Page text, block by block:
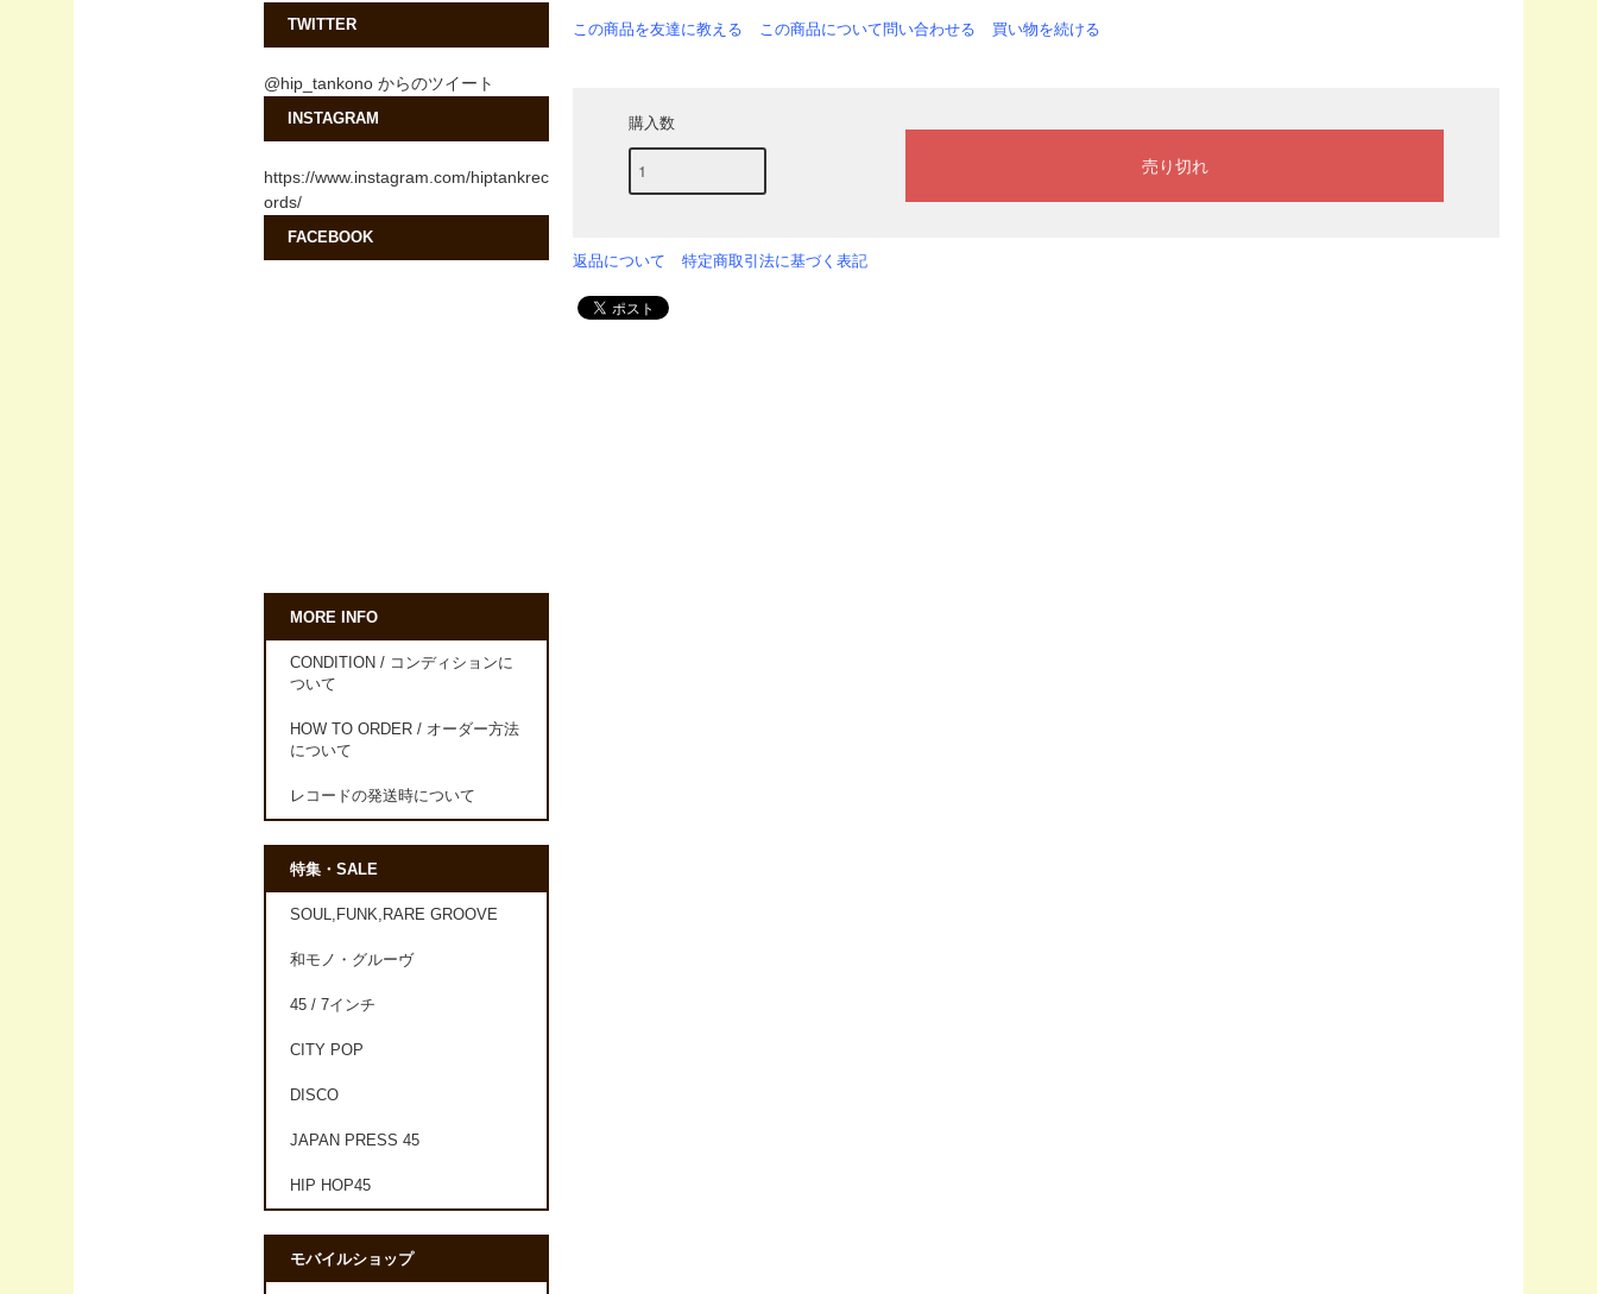
この商品を友達に教える この商品について問い合わせる 買い物を続ける
購入数
返品について 特定商取引法に基づく表記
TWITTER
@hip_tankono からのツイート
INSTAGRAM
https://www.instagram.com/hiptankrec
ords/
FACEBOOK
MORE INFO
CONDITION / コンディションに
ついて
HOW TO ORDER / オーダー方法
について
レコードの発送時について
特集・SALE
SOUL,FUNK,RARE GROOVE
和モノ・グルーヴ
45 / 7インチ
CITY POP
DISCO
JAPAN PRESS 45
HIP HOP45
モバイルショップ